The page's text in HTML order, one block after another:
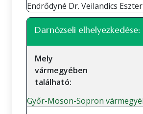
Endrődyné Dr. Veilandics Eszter
Darnózseli elhelyezkedése:
Mely
vármegyében
található:
Győr-Moson-Sopron